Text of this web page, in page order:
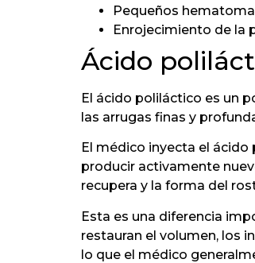
Pequeños
Enrojecimiento de la
Ácido
El ácido poliláctico es un
las arrugas finas y
El médico inyecta el
producir activamente
recupera y la forma del
Esta es una diferencia
restauran el volumen, los
lo que el médico